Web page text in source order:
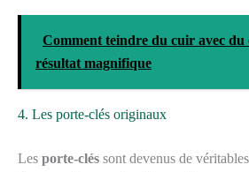
Comment teindre du cuir avec du
résultat magnifique
4. Les porte-clés originaux
Les porte-clés sont devenus de